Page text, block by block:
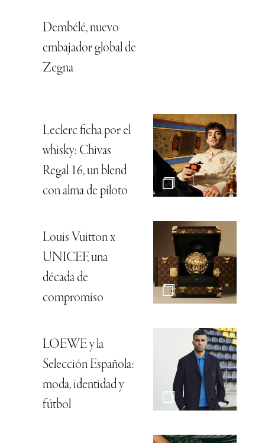
Dembélé, nuevo
embajador global de
Zegna
Leclerc ficha por el
whisky: Chivas
Regal 16, un blend
con alma de piloto
Louis Vuitton x
UNICEF, una
década de
compromiso
LOEWE y la
Selección Española:
moda, identidad y
fútbol